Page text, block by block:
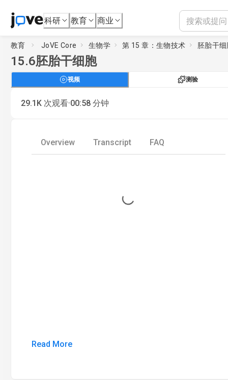
科研 教育 商业
教育 JoVE Core 生物学 第 15 章：生物技术 胚胎干
15.6胚胎干细胞
视频 测验
29.1K 次观看·00:58 分钟
Overview Transcript FAQ
Loading...
Read More